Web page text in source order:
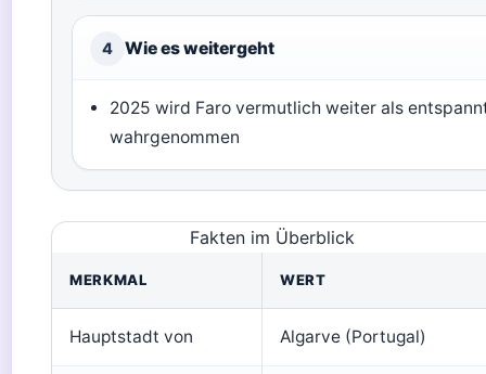
4 Wie es weitergeht
2025 wird Faro vermutlich weiter als
wahrgenommen
Fakten im Überblick
MERKMAL WERT
Hauptstadt von Algarve (Portugal)